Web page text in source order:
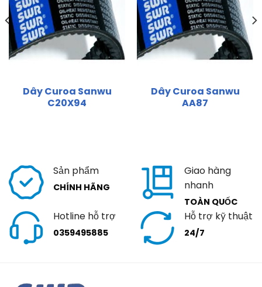
Dây Curoa Sanwu
C20X94
Dây Curoa Sanwu
AA87
Sản phẩm
CHÍNH HÃNG
Giao hàng
nhanh
TOÀN QUỐC
Hotline hỗ trợ
0359495885
Hỗ trợ kỹ thuật
24/7